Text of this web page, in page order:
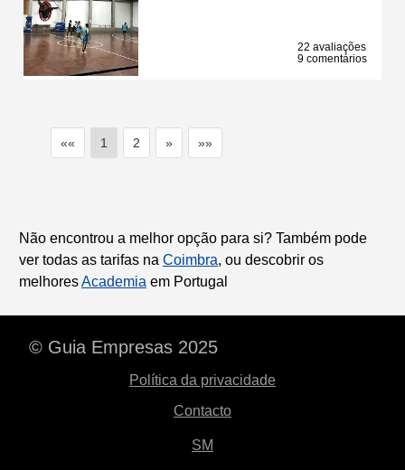
22 avaliações
9 comentários
«« 1 2 » »»
Não encontrou a melhor opção para si? Também pode
ver todas as tarifas na Coimbra, ou descobrir os
melhoresAcademia em Portugal
© Guia Empresas 2025
Política da privacidade
Contacto
SM